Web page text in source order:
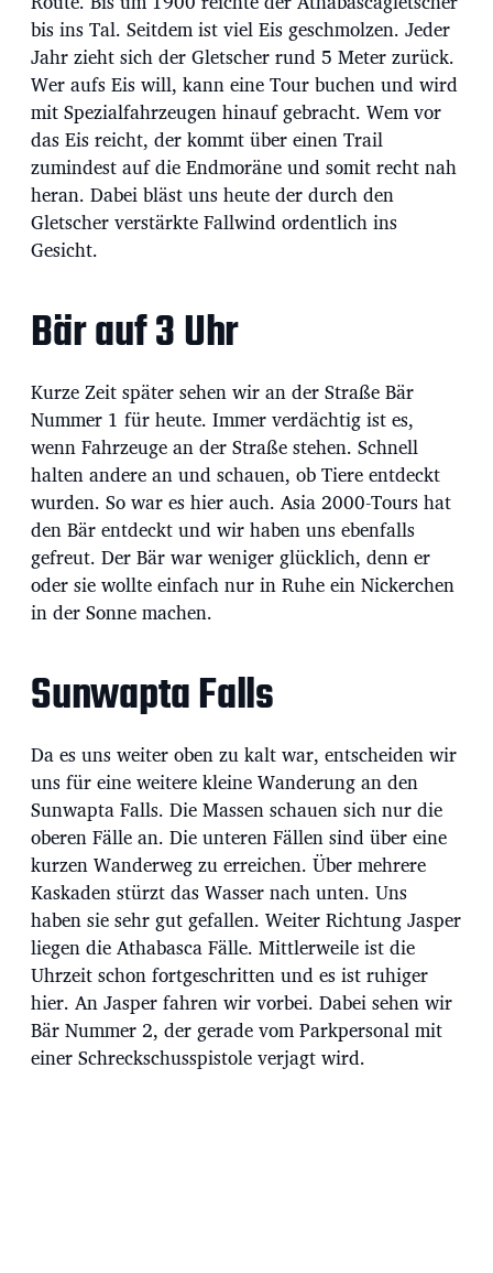
bis ins Tal. Seitdem ist viel Eis geschmolzen. Jeder
Jahr zieht sich der Gletscher rund 5 Meter zurück.
Wer aufs Eis will, kann eine Tour buchen und wird
mit Spezialfahrzeugen hinauf gebracht. Wem vor
das Eis reicht, der kommt über einen Trail
zumindest auf die Endmoräne und somit recht nah
heran. Dabei bläst uns heute der durch den
Gletscher verstärkte Fallwind ordentlich ins
Gesicht.
Bär auf 3 Uhr
Kurze Zeit später sehen wir an der Straße Bär
Nummer 1 für heute. Immer verdächtig ist es,
wenn Fahrzeuge an der Straße stehen. Schnell
halten andere an und schauen, ob Tiere entdeckt
wurden. So war es hier auch. Asia 2000-Tours hat
den Bär entdeckt und wir haben uns ebenfalls
gefreut. Der Bär war weniger glücklich, denn er
oder sie wollte einfach nur in Ruhe ein Nickerchen
in der Sonne machen.
Sunwapta Falls
Da es uns weiter oben zu kalt war, entscheiden wir
uns für eine weitere kleine Wanderung an den
Sunwapta Falls. Die Massen schauen sich nur die
oberen Fälle an. Die unteren Fällen sind über eine
kurzen Wanderweg zu erreichen. Über mehrere
Kaskaden stürzt das Wasser nach unten. Uns
haben sie sehr gut gefallen. Weiter Richtung Jasper
liegen die Athabasca Fälle. Mittlerweile ist die
Uhrzeit schon fortgeschritten und es ist ruhiger
hier. An Jasper fahren wir vorbei. Dabei sehen wir
Bär Nummer 2, der gerade vom Parkpersonal mit
einer Schreckschusspistole verjagt wird.